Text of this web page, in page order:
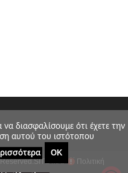
SITE MAP Πολιτική
διασφαλίσουμε ότι έχετε την
αυτού του ιστότοπου
ΟΚ